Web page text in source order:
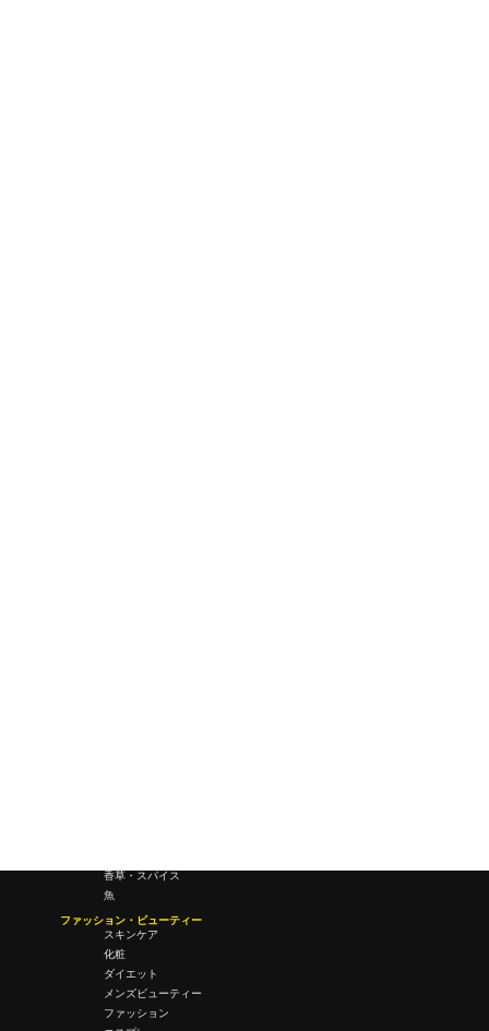
香草・スパイス
魚
ファッション・ビューティー
スキンケア
化粧
ダイエット
メンズビューティー
ファッション